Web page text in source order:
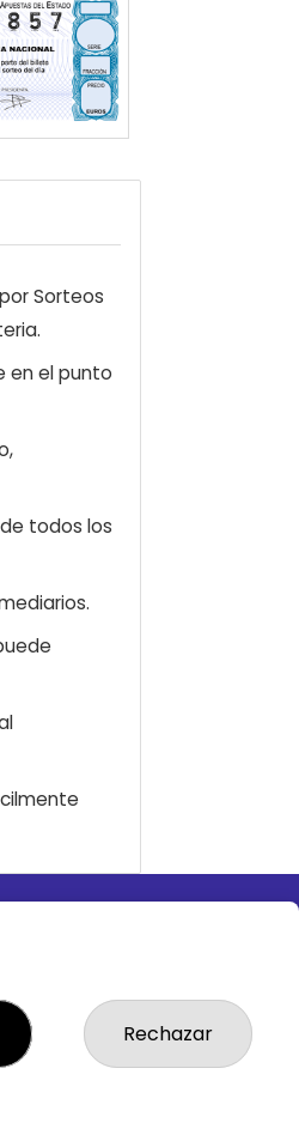
Sorteos
en el punto
todos los
Rechazar